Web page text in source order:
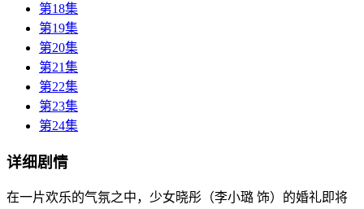
第18集
第19集
第20集
第21集
第22集
第23集
第24集
详细剧情
在一片欢乐的气氛之中，少女晓彤（李小璐 饰）的婚礼即将